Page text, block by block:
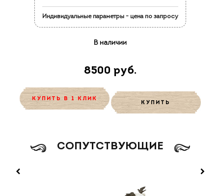
Индивидуальные параметры - цена по запросу
В наличии
8500 руб.
КУПИТЬ В 1 КЛИК
КУПИТЬ
CОПУТСТВУЮЩИЕ